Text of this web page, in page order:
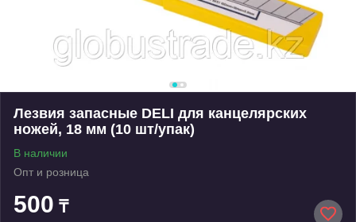
Лезвия запасные DELI для канцелярских
ножей, 18 мм (10 шт/упак)
В наличии
Опт и розница
500 ₸